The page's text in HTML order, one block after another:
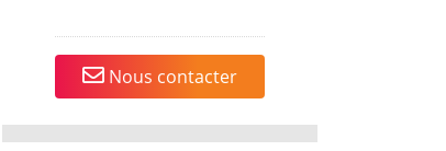
Nous contacter